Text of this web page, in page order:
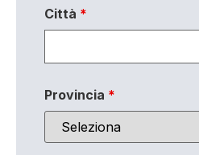
Città *
Provincia *